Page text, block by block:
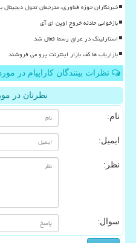
خبرنگاران حوزه فناوری، مترجمان تحول
بازخوانی حادثه خروج اوپن ای آی
استارلینک در عراق رسما فعال شد
بازاریاب ها کف بازار اینترنت پرو می فروشند
نظرات بینندگان کاراپیام در
نظرتان در
نام:
ایمیل:
نظر:
سوال: